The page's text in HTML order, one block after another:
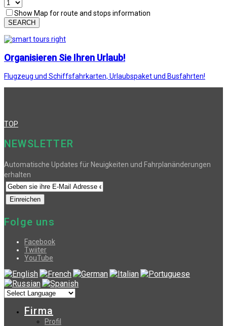
Show Map for route and stops information
SEARCH
Organisieren Sie Ihren Urlaub!
Flugzeug und Schiffsfahrkarten, Urlaubspaket und Busfahrten!
TOP
NEWSLETTER
Automatische Updates für Neuigkeiten und Fahrplanänderungen
erhalten
Folge uns
Facebook
Twiiter
YouTube
Firma
Profil